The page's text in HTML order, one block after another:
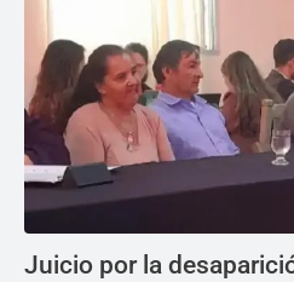
Juicio por la